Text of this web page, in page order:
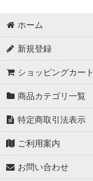
ホーム
新規登録
ショッピングカート
商品カテゴリ一覧
特定商取引法表示
ご利用案内
お問い合わせ